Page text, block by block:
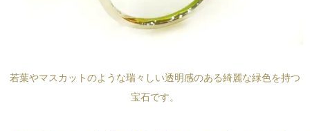
若葉やマスカットのような瑞々しい透明感のある綺麗な緑色を持つ
宝石です。